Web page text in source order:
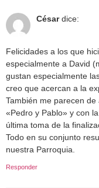
César dice:
Felicidades a los que
especialmente a David
gustan especialmente
creo que acercan a la
También me parecen
«Pedro y Pablo» y con
última toma de la
Todo en su conjunto
nuestra Parroquia.
Responder